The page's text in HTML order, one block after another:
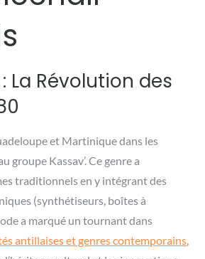
: La Révolution des
et Martinique dans les
groupe Kassav’. Ce genre a
traditionnels en y intégrant des
(synthétiseurs, boîtes à
a marqué un tournant dans
antillaises et genres contemporains,